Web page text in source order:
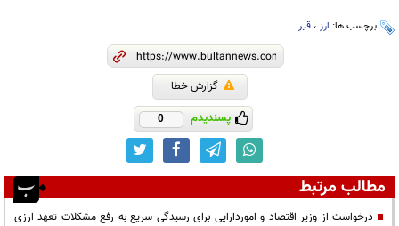
برچسب ها: ارز ، قیر
گزارش خطا
پسندیدم 0
مطالب مرتبط
درخواست از وزیر اقتصاد و اموردارایی برای رسیدگی سریع به رفع مشکلات تعهد ارزی